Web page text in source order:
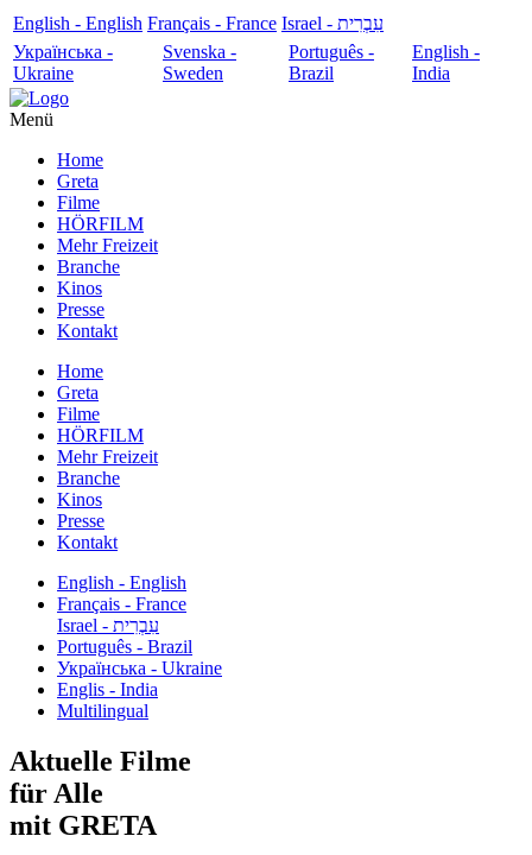
English - English Français - France
עִבְרִית - Israel
Українська -
Ukraine
Svenska -
Sweden
Português -
Brazil
English -
India
Menü
Home
Greta
Filme
HÖRFILM
Mehr Freizeit
Branche
Kinos
Presse
Kontakt
Home
Greta
Filme
HÖRFILM
Mehr Freizeit
Branche
Kinos
Presse
Kontakt
English - English
Français - France
עִבְרִית - Israel
Português - Brazil
Українська - Ukraine
Englis - India
Multilingual
Aktuelle Filme
für Alle
mit GRETA